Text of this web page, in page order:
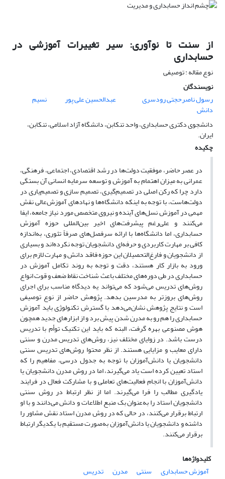
از سنت تا نوآوری: سیر تغییرات آموزشی در
حسابداری
نوع مقاله : توصیفی
نویسندگان
رسول ناصرحجتی رودسری
عبدالحسین علی پور نسیم
دانش
دانشجوی دکتری حسابداری، واحد تنکابن، دانشگاه آزاد اسلامی، تنکابن،
ایران.
چکیده
در عصر حاضر، موفقیت دولت‌ها در رشد اقتصادی، اجتماعی، فرهنگی،
عمرانی به میزان اهتمام به آموزش و توسعه سرمایه انسانی آن بستگی
دارد چرا که رکن اصلی در تصمیم‌گیری، تصمیم سازی و تصمیم‌یاری در
دولت‌هاست، با توجه به اینکه دانشگاه‌ها و نهادهای آموزش‌عالی نقش
مهمی در آموزش نسل‌های آینده و نیروی متخصص مورد نیاز جامعه، ایفا
می‌کنند و علی‌رغم پیشرفت‌های اخیر بین‌المللی حوزه آموزش
حسابداری، اما دانشگاه‌ها با ارائه سرفصل‌های صرفاً تئوری، به‌اندازه
کافی بر مهارت کاربردی و حرفه‌ای دانشجویان توجه نکرده‌اند و بسیاری
از دانشجویان و فارغ‌التحصیلان این حوزه فاقد دانش و مهارت لازم برای
ورود به بازار کار هستند، دقت و توجه به روند تکامل آموزش در
حسابداری در طی دوره‌های مختلف باعث شناخت نقاط ضعف و قوت انواع
روش‌های تدریس می‌شود که می‌تواند یه دیدگاه مناسب برای اجرای
روش‌های بروزتر به مدرسین بدهد. پژوهش حاضر از نوع توصیفی
است و نتایج پژوهش نشان‌می‌دهد با گسترش تکنولوژی باید آموزش
حسابداری را هم رو به مدرن شدن پیش برد و از ابزارهای جدید همچون
هوش مصنوعی بهره گرفت، البته که باید این تکنیک توأم با تدریس
درست باشد. در زوایای مختلف نیز، روش‌های تدریس مدرن و سنتی
دارای معایب و مزایایی هستند. از نظر محتوا روش‌های تدریس سنتی
دانشجویان یا دانش‌آموزان با توجه به جدول درسی، مفاهیم را که
استاد تعیین کرده است یاد می‌گیرند، اما در روش مدرن دانشجویان یا
دانش‌آموزان با انجام فعالیت‌های تعاملی و با مشارکت فعال در فرایند
یادگیری مطالب را فرا می‌گیرند. اما از نظر ارتباط در روش سنتی
دانشجویان استاد را به‌عنوان بک منبع اطلاعات و دانش می‌دانند و با او
ارتباط برقرار می‌کنند، در حالی که در روش مدرن استاد نقش مشاور را
داشته و دانشجویان یا دانش‌آموزان به‌صورت مستقیم با یکدیگر ارتباط
برقرار می‌کنند.
کلیدواژه‌ها
آموزش حسابداری
سنتی مدرن
تدریس